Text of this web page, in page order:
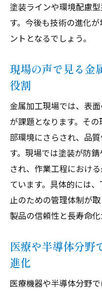
塗装ラインや環境配慮
す。今後も技術の進化
ントとなるでしょう。
現場の声で見る金
役割
金属加工現場では、表
が課題となります。そ
部環境にさらされ、品
す。現場では塗装が防
され、作業工程におけ
ています。具体的には
止のための管理体制が取
製品の信頼性と長寿命化
医療や半導体分野
進化
医療機器や半導体分野